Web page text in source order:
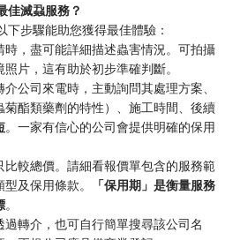
佳滅蝨服務？
步驟能助您獲得最佳體驗：
時，盡可能詳細描述蟲害情況。可拍攝
片，這有助於初步準確判斷。
介公司來電時，主動詢問其處理方案、
酯類藥劑的特性）、施工時間、後續
。一家有信心的公司會提供明確的保用
比較總價。請細看報價單包含的服務範
及保用條款。
「保用期」是衡量服務
。
過轉介，也可自行簡單搜尋該公司名